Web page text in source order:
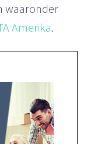
waaronder
Amerika.